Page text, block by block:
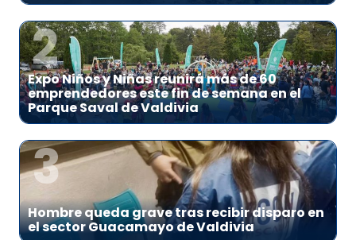
2
Expo Niños y Niñas reunirá más de 60
emprendedores este fin de semana en el
Parque Saval de Valdivia
3
Hombre queda grave tras recibir disparo en
el sector Guacamayo de Valdivia